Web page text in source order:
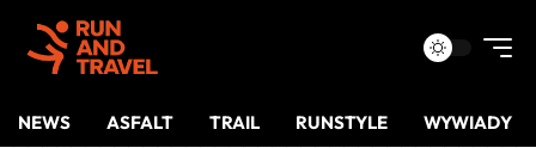
NEWS ASFALT TRAIL RUNSTYLE WYWIADY